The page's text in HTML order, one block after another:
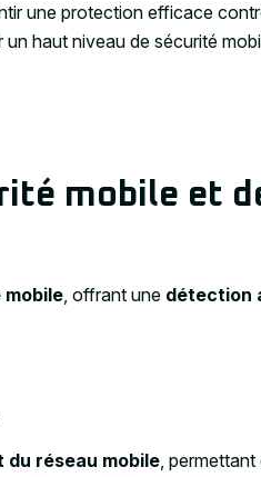
une protection efficace
haut niveau de sécurité
mobile et
, offrant une détection
réseau mobile, permettant